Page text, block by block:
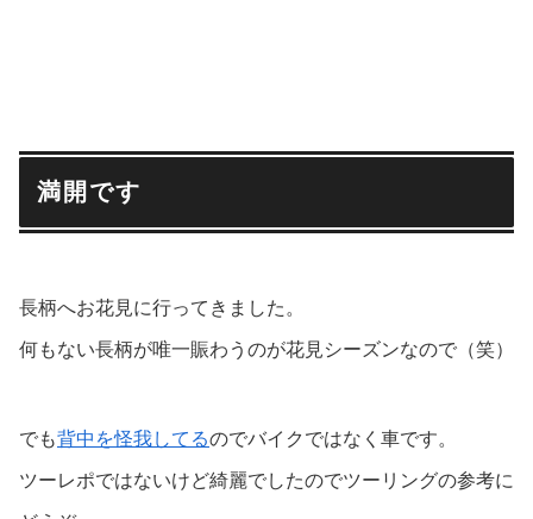
満開です
長柄へお花見に行ってきました。
何もない長柄が唯一賑わうのが花見シーズンなので（笑）
でも背中を怪我してるのでバイクではなく車です。
ツーレポではないけど綺麗でしたのでツーリングの参考に